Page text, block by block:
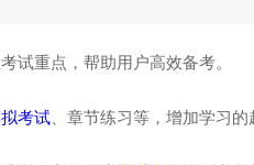
试重点，帮助用户高效备考。
考试 、章节练习等，增加学习的